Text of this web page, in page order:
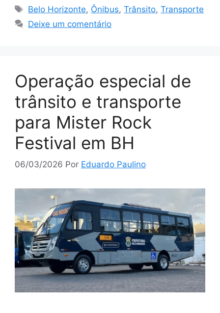
Tags
Belo Horizonte, Ônibus,Trânsito,Transporte
Deixe um comentário
Operação especial de
trânsito e transporte
para Mister Rock
Festival em BH
06/03/2026 Por Eduardo Paulino